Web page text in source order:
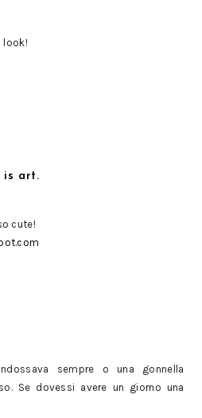
look!
is art.
cute!
sempre o una gonnella
Se dovessi avere un giorno una